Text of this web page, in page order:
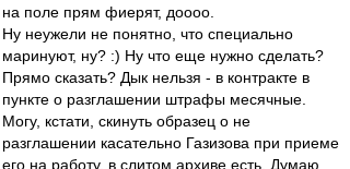
на поле прям фиерят, доооо.
Ну неужели не понятно, что специально
маринуют, ну? :) Ну что еще нужно сделать?
Прямо сказать? Дык нельзя - в контракте в
пункте о разглашении штрафы месячные.
Могу, кстати, скинуть образец о не
разглашении касательно Газизова при приеме
его на работу, в слитом архиве есть. Думаю